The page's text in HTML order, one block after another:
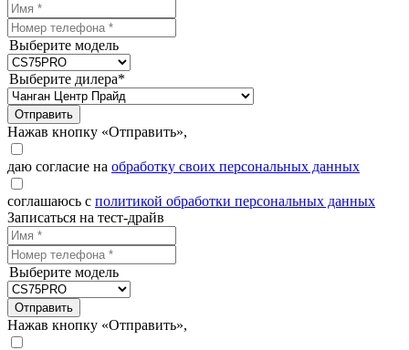
Выберите модель
Выберите дилера*
Отправить
Нажав кнопку «Отправить»,
даю согласие на обработку своих персональных данных
соглашаюсь с политикой обработки персональных данных
Записаться на тест-драйв
Выберите модель
Отправить
Нажав кнопку «Отправить»,